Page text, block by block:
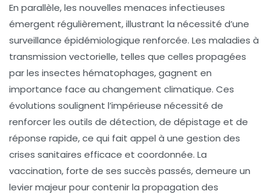
En parallèle, les nouvelles menaces infectieuses
émergent régulièrement, illustrant la nécessité d’une
surveillance épidémiologique renforcée. Les maladies à
transmission vectorielle, telles que celles propagées
par les insectes hématophages, gagnent en
importance face au changement climatique. Ces
évolutions soulignent l’impérieuse nécessité de
renforcer les outils de détection, de dépistage et de
réponse rapide, ce qui fait appel à une gestion des
crises sanitaires efficace et coordonnée. La
vaccination, forte de ses succès passés, demeure un
levier majeur pour contenir la propagation des